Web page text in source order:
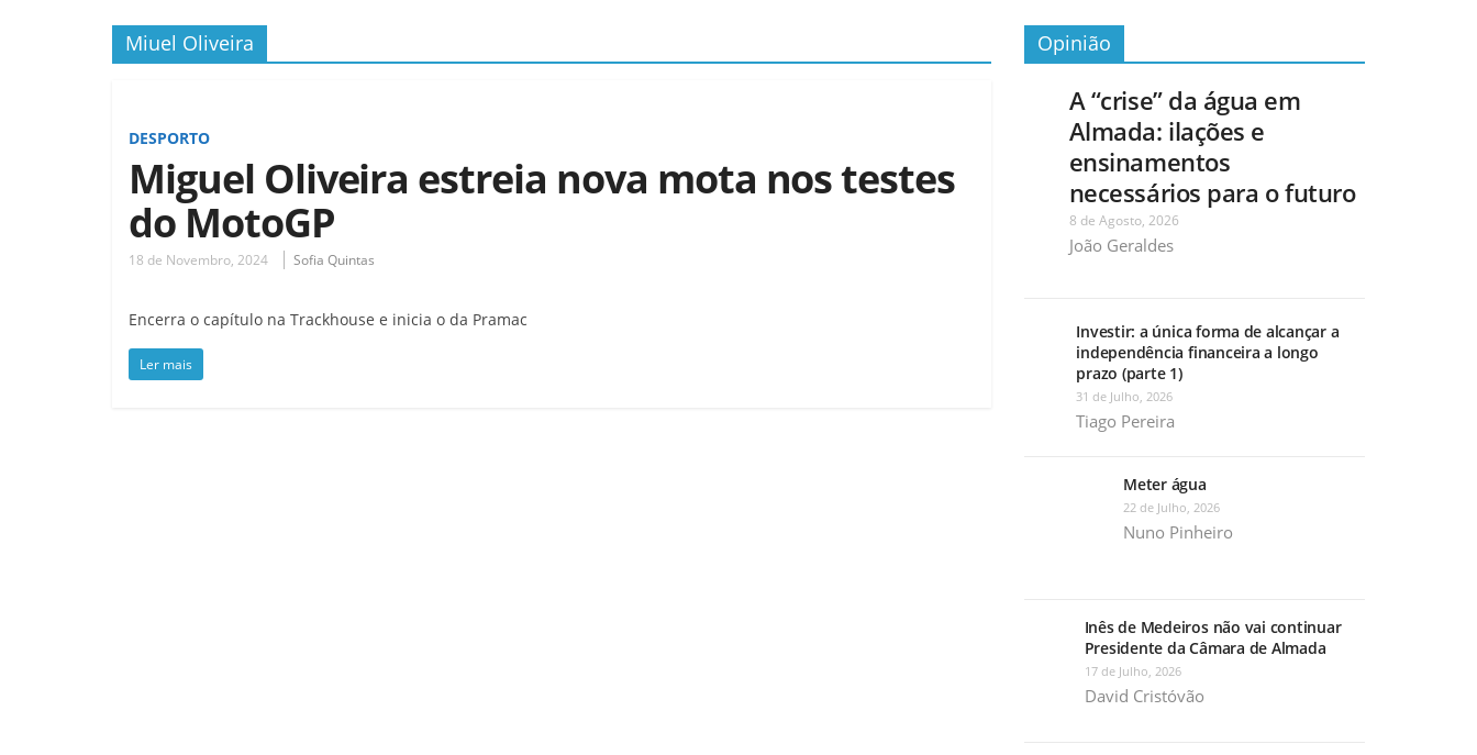
Miuel Oliveira
DESPORTO
Miguel Oliveira estreia nova mota nos testes
do MotoGP
18 de Novembro, 2024 Sofia Quintas
Encerra o capítulo na Trackhouse e inicia o da Pramac
Ler mais
Opinião
A “crise” da água em
Almada: ilações e
ensinamentos
necessários para o futuro
8 de Agosto, 2026
João Geraldes
Investir: a única forma de alcançar a
independência financeira a longo
prazo (parte 1)
31 de Julho, 2026
Tiago Pereira
Meter água
22 de Julho, 2026
Nuno Pinheiro
Inês de Medeiros não vai continuar
Presidente da Câmara de Almada
17 de Julho, 2026
David Cristóvão